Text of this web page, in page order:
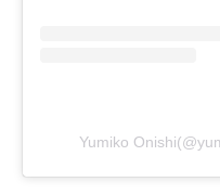
Yumiko